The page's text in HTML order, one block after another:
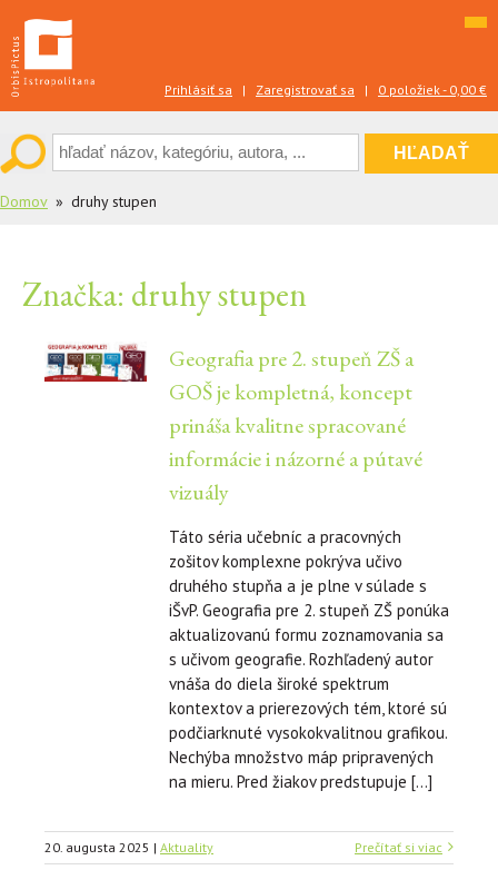
to
content
Prihlásiť sa | Zaregistrovať sa | 0 položiek - 0,00 €
Domov druhy stupen
Značka: druhy stupen
Geografia pre 2. stupeň ZŠ a
GOŠ je kompletná, koncept
prináša kvalitne spracované
informácie i názorné a pútavé
vizuály
Táto séria učebníc a pracovných
zošitov komplexne pokrýva učivo
druhého stupňa a je plne v súlade s
iŠvP. Geografia pre 2. stupeň ZŠ ponúka
aktualizovanú formu zoznamovania sa
s učivom geografie. Rozhľadený autor
vnáša do diela široké spektrum
kontextov a prierezových tém, ktoré sú
podčiarknuté vysokokvalitnou grafikou.
Nechýba množstvo máp pripravených
na mieru. Pred žiakov predstupuje […]
20. augusta 2025 Prečítať si viac
| Aktuality